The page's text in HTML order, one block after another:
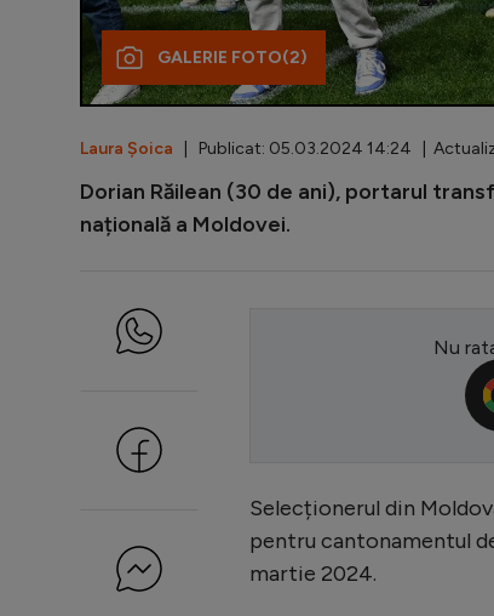
GALERIE FOTO(2)
Laura Șoica | Publicat: 05.03.2024 14:24 |
Dorian Răilean (30 de ani), portarul
națională a Moldovei.
Nu
Selecționerul din
pentru cantonamentul
martie 2024.